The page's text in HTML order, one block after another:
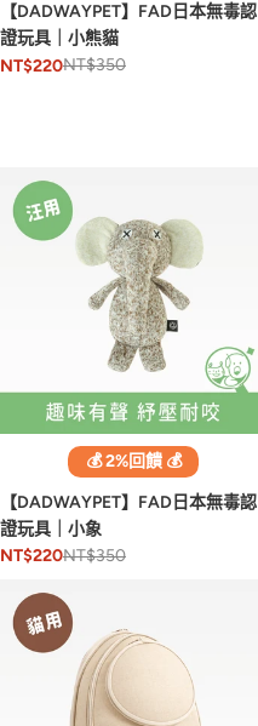
【DADWAYPET】FAD日本無毒認
證玩具｜小熊貓
NT$220NT$350
💰 2%回饋 💰
【DADWAYPET】FAD日本無毒認
證玩具｜小象
NT$220NT$350